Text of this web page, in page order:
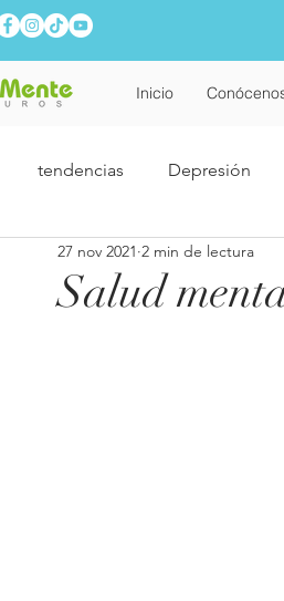
Inicio
tendencias Depresión
Relaciones Adolescentes
Salud
27 nov 2021 2 min de lectura